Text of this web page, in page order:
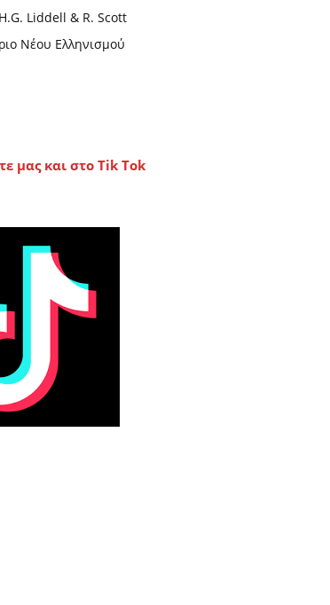
Liddell & R. Scott
Νέου Ελληνισμού
μας και στο Tik Tok